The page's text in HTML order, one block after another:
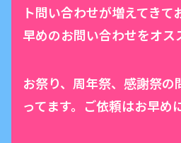
ト問い合わせが増えてきて
早めのお問い合わせをオ
お祭り、周年祭、感謝祭の
ってます。ご依頼はお早め